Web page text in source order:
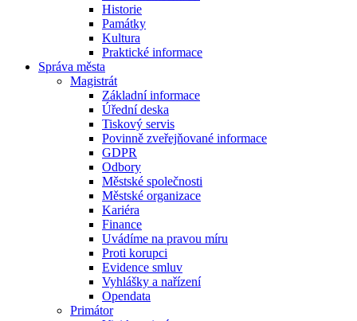
Historie
Památky
Kultura
Praktické informace
Správa města
Magistrát
Základní informace
Úřední deska
Tiskový servis
Povinně zveřejňované informace
GDPR
Odbory
Městské společnosti
Městské organizace
Kariéra
Finance
Uvádíme na pravou míru
Proti korupci
Evidence smluv
Vyhlášky a nařízení
Opendata
Primátor